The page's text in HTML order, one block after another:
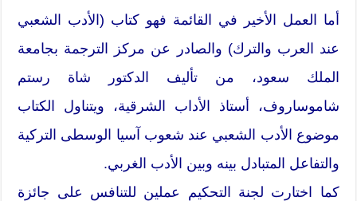
أما العمل الأخير في القائمة فهو كتاب (الأدب الشعبي
عند العرب والترك) والصادر عن مركز الترجمة بجامعة
الملك سعود، من تأليف الدكتور شاة رستم
شاموساروف، أستاذ الأداب الشرقية، ويتناول الكتاب
موضوع الأدب الشعبي عند شعوب آسيا الوسطى التركية
والتفاعل المتبادل بينه وبين الأدب الغربي.
كما اختارت لجنة التحكيم عملين للتنافس على جائزة